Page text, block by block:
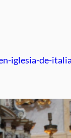
iglesia-de-